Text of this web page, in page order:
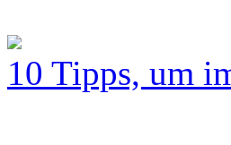
10 Tipps, um